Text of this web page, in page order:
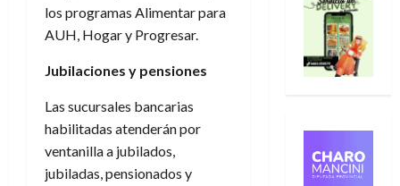
los programas Alimentar para
AUH, Hogar y Progresar.
Jubilaciones y pensiones
Las sucursales bancarias
habilitadas atenderán por
ventanilla a jubilados,
jubiladas, pensionados y